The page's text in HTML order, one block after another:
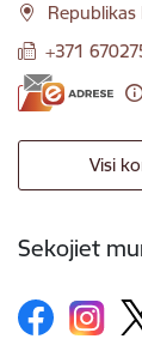
Republikas
+371
Visi
Sekojiet